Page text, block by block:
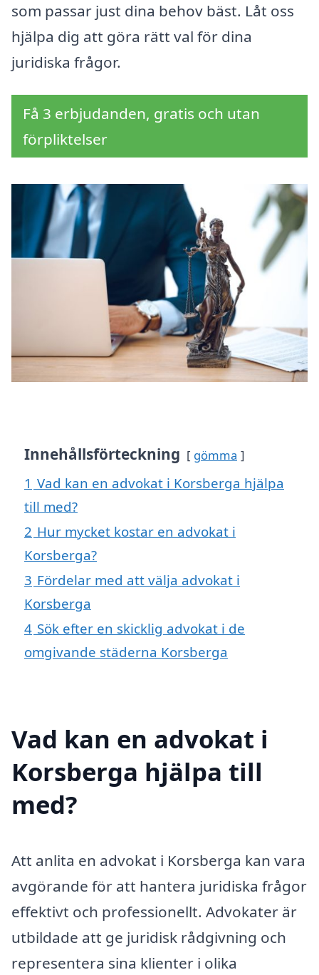
som passar just dina behov bäst. Låt oss
hjälpa dig att göra rätt val för dina
juridiska frågor.
Få 3 erbjudanden, gratis och utan
förpliktelser
Innehållsförteckning gömma
1 Vad kan en advokat i Korsberga hjälpa
till med?
2 Hur mycket kostar en advokat i
Korsberga?
3 Fördelar med att välja advokat i
Korsberga
4 Sök efter en skicklig advokat i de
omgivande städerna Korsberga
Vad kan en advokat i
Korsberga hjälpa till
med?
Att anlita en advokat i Korsberga kan vara
avgörande för att hantera juridiska frågor
effektivt och professionellt. Advokater är
utbildade att ge juridisk rådgivning och
representera sina klienter i olika